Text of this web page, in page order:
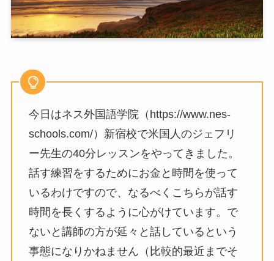
今日はネス外国語学院（https://www.nes-
schools.com/）新宿校で米国人のジェフリ
ー先生の40分レッスンをやってきました。
話す練習をするためにお金と時間を使って
いるわけですので、なるべくこちらが話す
時間を長くするように心がけています。で
ないと講師の方が延々と話しているという
事態になりかねません（比較的最近までそ